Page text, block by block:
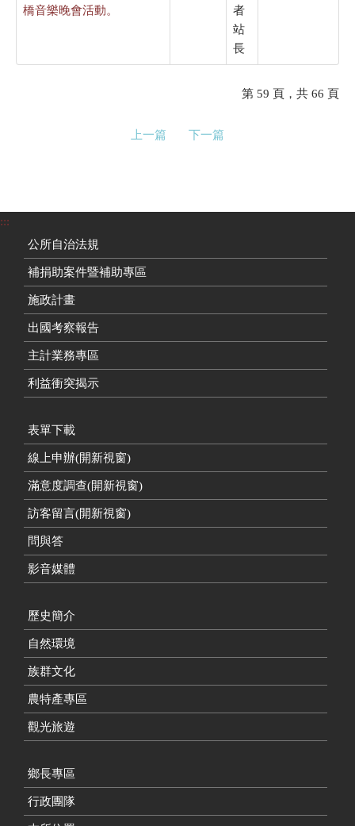
橋音樂晚會活動。
者
站
長
第 59 頁，共 66 頁
上一篇 下一篇
:::
公所自治法規
補捐助案件暨補助專區
施政計畫
出國考察報告
主計業務專區
利益衝突揭示
表單下載
線上申辦(開新視窗)
滿意度調查(開新視窗)
訪客留言(開新視窗)
問與答
影音媒體
歷史簡介
自然環境
族群文化
農特產專區
觀光旅遊
鄉長專區
行政團隊